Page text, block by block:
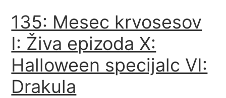
135: Mesec krvosesov
I: Živa epizoda X:
Halloween specijalc VI:
Drakula